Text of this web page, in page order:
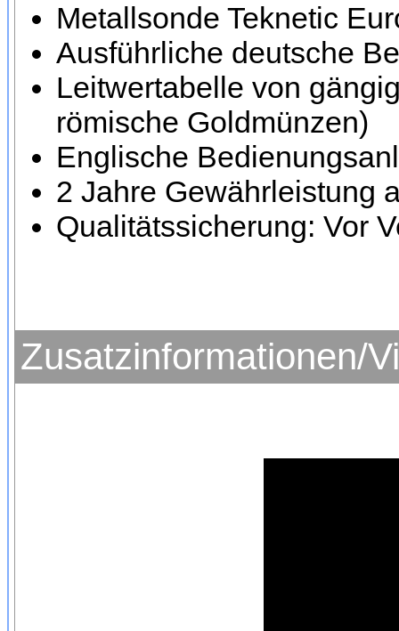
Metallsonde Teknetic
Ausführliche deutsche
Leitwertabelle von
römische Goldmünzen)
Englische
2 Jahre Gewährleistung
Qualitätssicherung: Vor
Zusatzinformationen/